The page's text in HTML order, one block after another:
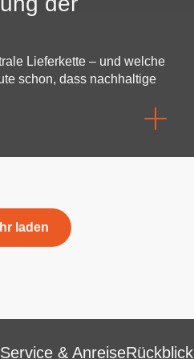
Lieferkette – und welche
schon, dass nachhaltige
laden
Service & Anreise